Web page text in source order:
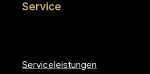
Service
Serviceleistungen